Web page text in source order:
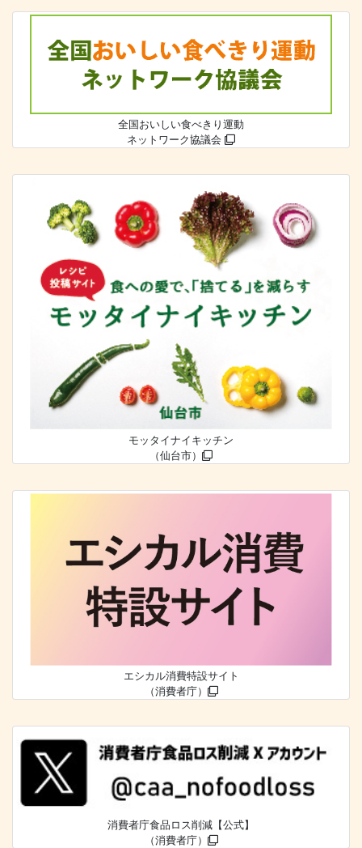
全国おいしい食べきり運動
ネットワーク協議会
モッタイナイキッチン
（仙台市）
エシカル消費特設サイト
（消費者庁）
消費者庁食品ロス削減【公式】
（消費者庁）